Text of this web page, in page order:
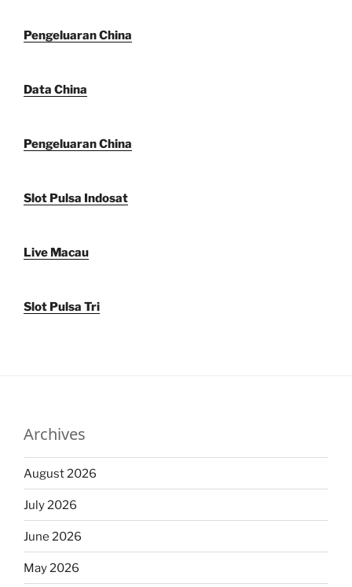
Pengeluaran China
Data China
Pengeluaran China
Slot Pulsa Indosat
Live Macau
Slot Pulsa Tri
Archives
August 2026
July 2026
June 2026
May 2026